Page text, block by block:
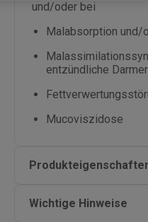
und/oder bei
Malabsorption und/
entzündliche
Mucoviszidose
Wichtige Hinweise